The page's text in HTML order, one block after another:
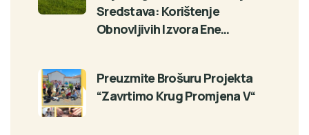
Sredstava: Korištenje
Obnovljivih Izvora Ene…
Preuzmite Brošuru Projekta
“Zavrtimo Krug Promjena V“